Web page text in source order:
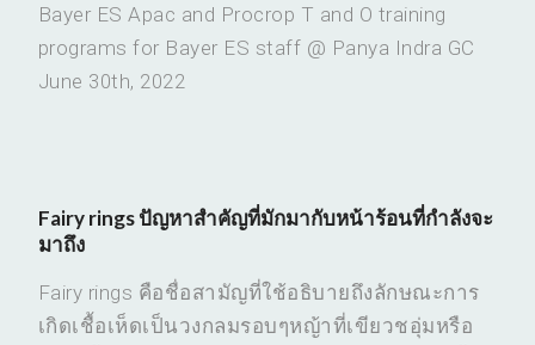
Bayer ES Apac and Procrop T and O training
programs for Bayer ES staff @ Panya Indra GC
June 30th, 2022
Fairy rings ปัญหาสำคัญที่มักมากับหน้าร้อนที่กำลังจะ
มาถึง
Fairy rings คือชื่อสามัญที่ใช้อธิบายถึงลักษณะการ
เกิดเชื้อเห็ดเป็นวงกลมรอบๆหญ้าที่เขียวชอุ่มหรือ